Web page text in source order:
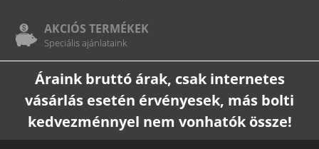
AKCIÓS TERMÉKEK
Speciális ajánlataink
Áraink bruttó árak, csak internetes
vásárlás esetén érvényesek, más bolti
kedvezménnyel nem vonhatók össze!